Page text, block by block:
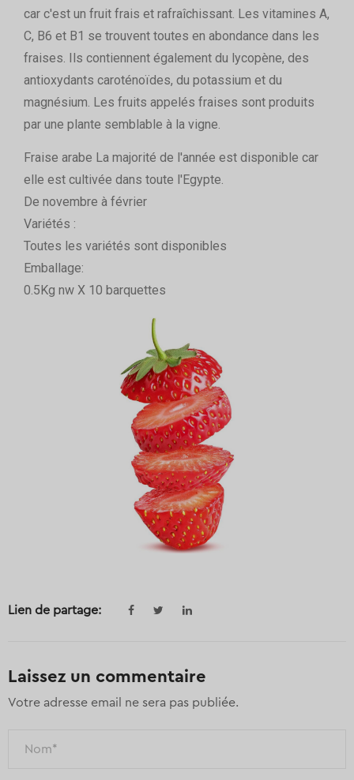
car c'est un fruit frais et rafraîchissant. Les vitamines A,
C, B6 et B1 se trouvent toutes en abondance dans les
fraises. Ils contiennent également du lycopène, des
antioxydants caroténoïdes, du potassium et du
magnésium. Les fruits appelés fraises sont produits
par une plante semblable à la vigne.
Fraise arabe La majorité de l'année est disponible car
elle est cultivée dans toute l'Egypte.
De novembre à février
Variétés :
Toutes les variétés sont disponibles
Emballage:
0.5Kg nw X 10 barquettes
Lien de partage:
Laissez un commentaire
Votre adresse email ne sera pas publiée.